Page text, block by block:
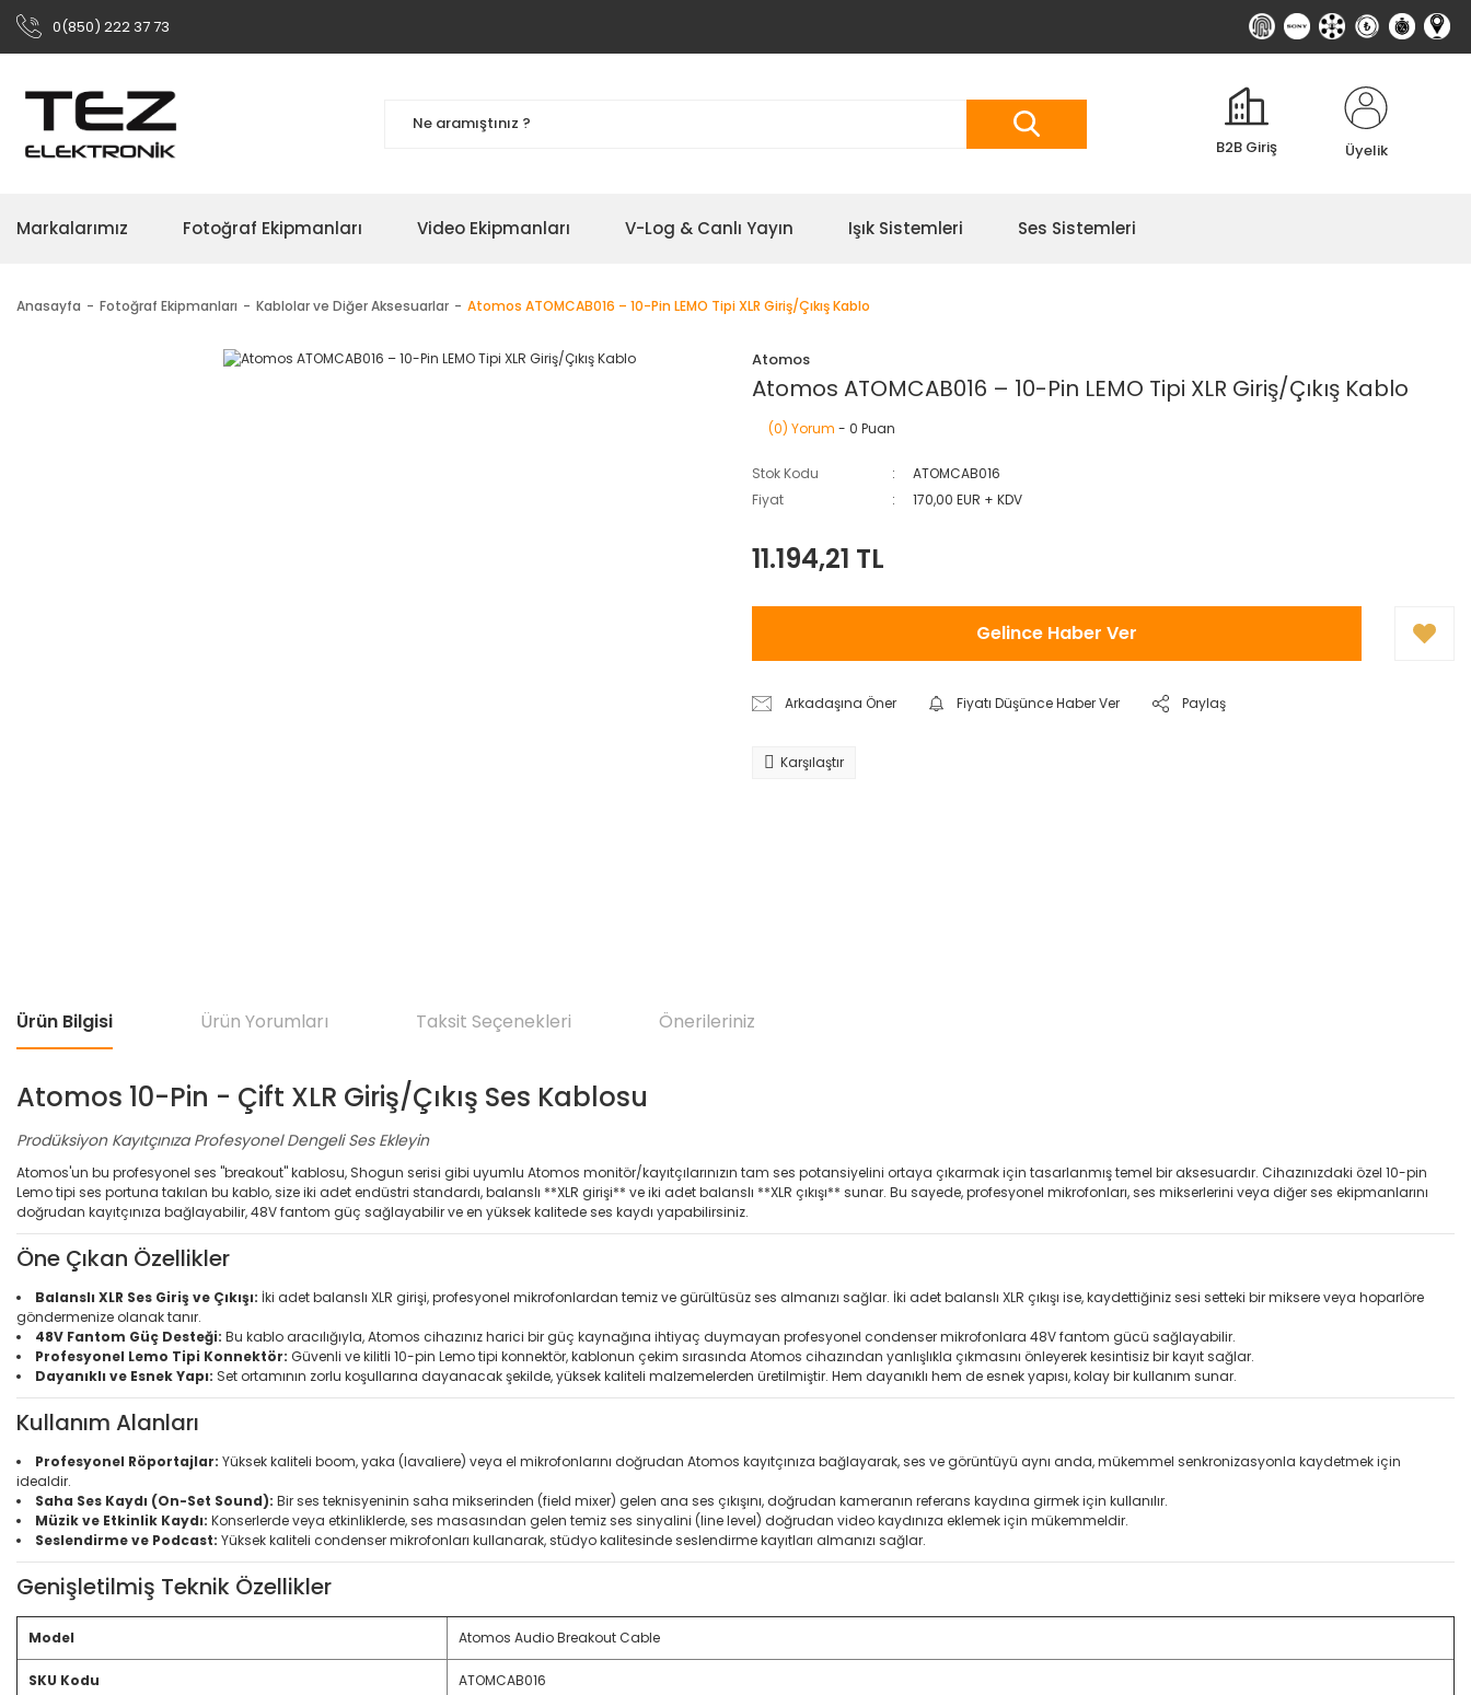
0(850) 222 37 73
B2B Giriş Üyelik
Markalarımız Fotoğraf Ekipmanları Video Ekipmanları V-Log & Canlı Yayın Işık Sistemleri Ses Sistemleri
Anasayfa Fotoğraf Ekipmanları Kablolar ve Diğer Aksesuarlar Atomos ATOMCAB016 – 10-Pin LEMO Tipi XLR Giriş/Çıkış Kablo
Atomos
Atomos ATOMCAB016 – 10-Pin LEMO Tipi XLR Giriş/Çıkış Kablo
(0) Yorum - 0 Puan
Stok Kodu
ATOMCAB016
Fiyat
170,00 EUR + KDV
11.194,21 TL
Gelince Haber Ver
Arkadaşına Öner Fiyatı Düşünce Haber Ver Paylaş
Karşılaştır
Ürün Bilgisi Ürün Yorumları Taksit Seçenekleri Önerileriniz
Atomos 10-Pin - Çift XLR Giriş/Çıkış Ses Kablosu
Prodüksiyon Kayıtçınıza Profesyonel Dengeli Ses Ekleyin
Atomos'un bu profesyonel ses "breakout" kablosu, Shogun serisi gibi uyumlu Atomos monitör/kayıtçılarınızın tam ses potansiyelini ortaya çıkarmak için tasarlanmış temel bir aksesuardır. Cihazınızdaki özel 10-pin
Lemo tipi ses portuna takılan bu kablo, size iki adet endüstri standardı, balanslı **XLR girişi** ve iki adet balanslı **XLR çıkışı** sunar. Bu sayede, profesyonel mikrofonları, ses mikserlerini veya diğer ses ekipmanlarını
doğrudan kayıtçınıza bağlayabilir, 48V fantom güç sağlayabilir ve en yüksek kalitede ses kaydı yapabilirsiniz.
Öne Çıkan Özellikler
Balanslı XLR Ses Giriş ve Çıkışı: İki adet balanslı XLR girişi, profesyonel mikrofonlardan temiz ve gürültüsüz ses almanızı sağlar. İki adet balanslı XLR çıkışı ise, kaydettiğiniz sesi setteki bir miksere veya hoparlöre
göndermenize olanak tanır.
48V Fantom Güç Desteği: Bu kablo aracılığıyla, Atomos cihazınız harici bir güç kaynağına ihtiyaç duymayan profesyonel condenser mikrofonlara 48V fantom gücü sağlayabilir.
Profesyonel Lemo Tipi Konnektör: Güvenli ve kilitli 10-pin Lemo tipi konnektör, kablonun çekim sırasında Atomos cihazından yanlışlıkla çıkmasını önleyerek kesintisiz bir kayıt sağlar.
Dayanıklı ve Esnek Yapı: Set ortamının zorlu koşullarına dayanacak şekilde, yüksek kaliteli malzemelerden üretilmiştir. Hem dayanıklı hem de esnek yapısı, kolay bir kullanım sunar.
Kullanım Alanları
Profesyonel Röportajlar: Yüksek kaliteli boom, yaka (lavaliere) veya el mikrofonlarını doğrudan Atomos kayıtçınıza bağlayarak, ses ve görüntüyü aynı anda, mükemmel senkronizasyonla kaydetmek için
idealdir.
Saha Ses Kaydı (On-Set Sound): Bir ses teknisyeninin saha mikserinden (field mixer) gelen ana ses çıkışını, doğrudan kameranın referans kaydına girmek için kullanılır.
Müzik ve Etkinlik Kaydı: Konserlerde veya etkinliklerde, ses masasından gelen temiz ses sinyalini (line level) doğrudan video kaydınıza eklemek için mükemmeldir.
Seslendirme ve Podcast: Yüksek kaliteli condenser mikrofonları kullanarak, stüdyo kalitesinde seslendirme kayıtları almanızı sağlar.
Genişletilmiş Teknik Özellikler
Model Atomos Audio Breakout Cable
SKU Kodu ATOMCAB016